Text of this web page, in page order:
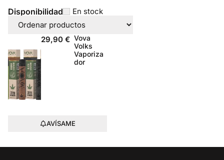
Disponibilidad En stock
29,90 € Vova
Volks
Vaporiza
dor
AVÍSAME